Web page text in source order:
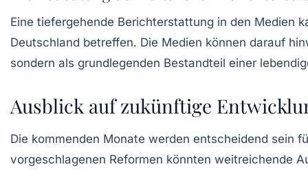
Eine tiefergehende Berichterstattung in den Medien
Deutschland betreffen. Die Medien können darauf
sondern als grundlegenden Bestandteil einer
Ausblick auf zukünftige
Die kommenden Monate werden entscheidend sein
vorgeschlagenen Reformen könnten weitreichende